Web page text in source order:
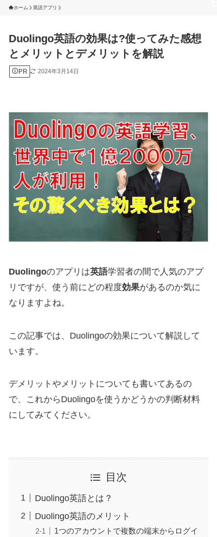
ホーム 英語アプリ
Duolingo英語の効果は?使ってみた感想
とメリットとデメリットを解説
PR 2024年3月14日
Duolingoのアプリは英語学習者の間で人気のアプ
リですが、使う前にどの程度効果があるのか気に
なりますよね。
この記事では、Duolingoの効果について解説して
います。
デメリットやメリットについても書いてあるの
で、これからDuolingoを使うかどうかの判断材料
にしてみてください。
目次
Duolingo英語とは？
Duolingo英語のメリット
1つのアカウントで複数の端末からログイ